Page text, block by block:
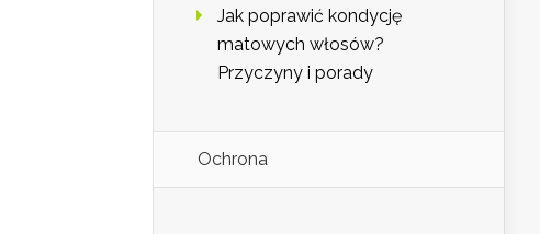
Jak poprawić kondycję
matowych włosów?
Przyczyny i porady
Ochrona